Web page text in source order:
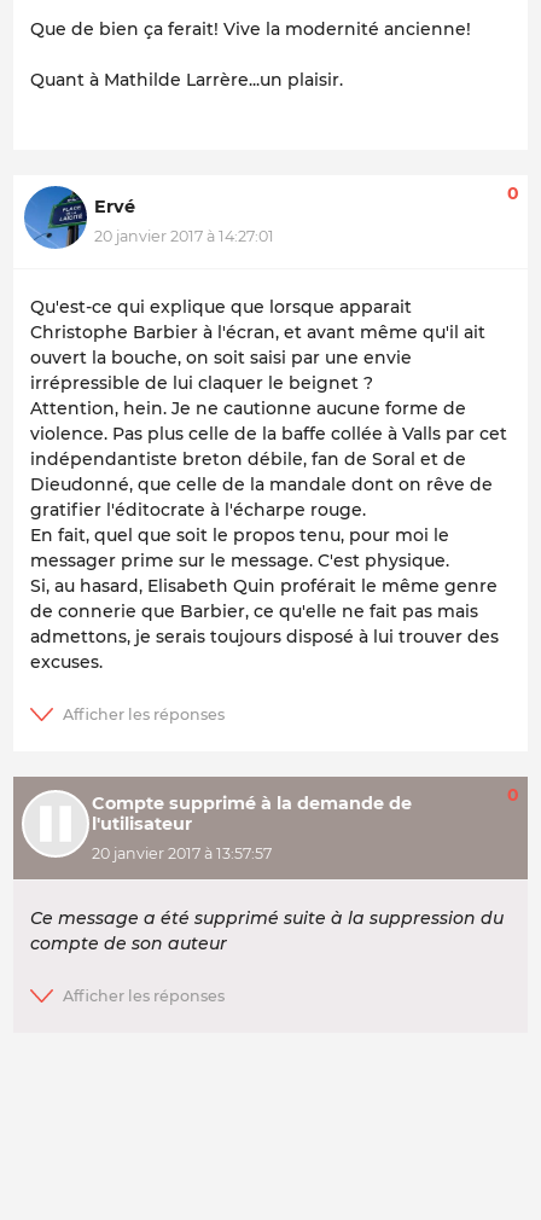
Que de bien ça ferait! Vive la modernité ancienne!
Quant à Mathilde Larrère...un plaisir.
Ervé
20 janvier 2017 à 14:27:01
0
Qu'est-ce qui explique que lorsque apparait
Christophe Barbier à l'écran, et avant même qu'il ait
ouvert la bouche, on soit saisi par une envie
irrépressible de lui claquer le beignet ?
Attention, hein. Je ne cautionne aucune forme de
violence. Pas plus celle de la baffe collée à Valls par cet
indépendantiste breton débile, fan de Soral et de
Dieudonné, que celle de la mandale dont on rêve de
gratifier l'éditocrate à l'écharpe rouge.
En fait, quel que soit le propos tenu, pour moi le
messager prime sur le message. C'est physique.
Si, au hasard, Elisabeth Quin proférait le même genre
de connerie que Barbier, ce qu'elle ne fait pas mais
admettons, je serais toujours disposé à lui trouver des
excuses.
Compte supprimé à la demande de
l'utilisateur
20 janvier 2017 à 13:57:57
0
Ce message a été supprimé suite à la suppression du
compte de son auteur